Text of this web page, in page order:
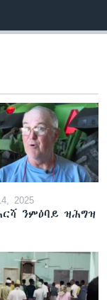
2025
ንምዕባይ ዝሕግዝ